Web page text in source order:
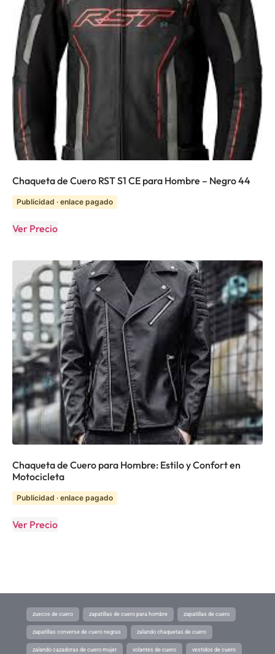
Chaqueta de Cuero RST S1 CE para Hombre – Negro 44
Publicidad · enlace pagado
Ver Precio
Chaqueta de Cuero para Hombre: Estilo y Confort en
Motocicleta
Publicidad · enlace pagado
Ver Precio
zuecos de cuero zapatillas de cuero para hombre zapatillas de cuero
zapatillas converse de cuero negras zalando chaquetas de cuero
zalando cazadoras de cuero mujer volantes de cuero vestidos de cuero